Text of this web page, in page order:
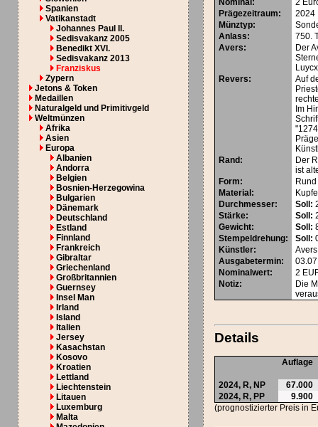
Spanien
Vatikanstadt
Johannes Paul II.
Sedisvakanz 2005
Benedikt XVI.
Sedisvakanz 2013
Franziskus
Zypern
Jetons & Token
Medaillen
Naturalgeld und Primitivgeld
Weltmünzen
Afrika
Asien
Europa
Albanien
Andorra
Belgien
Bosnien-Herzegowina
Bulgarien
Dänemark
Deutschland
Estland
Finnland
Frankreich
Gibraltar
Griechenland
Großbritannien
Guernsey
Insel Man
Irland
Island
Italien
Jersey
Kasachstan
Kosovo
Kroatien
Lettland
Liechtenstein
Litauen
Luxemburg
Malta
Nominal :
2
Prägezeitraum:
2024
Münztyp:
Anlass:
750.
Avers:
Der
Revers:
Auf
Im
Rand :
Der
ist
Form:
Rund
Material :
Durchmesser: Soll:
Stärke: Soll:
Gewicht: Soll:
Stempeldrehung: Soll:
Künstler:
Ausgabetermin:
Nominalwert: 2
Notiz:
Die
Details
Auflage
2024, R, NP
67.000
2024, R, PP
9.900
(prognostizierter Preis in